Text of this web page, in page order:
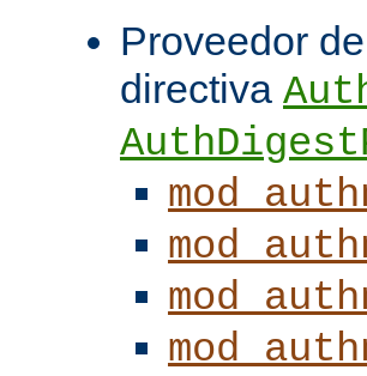
Proveedor
directiva